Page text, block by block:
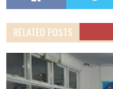
RELATED POSTS